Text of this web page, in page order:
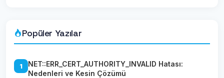
Popüler Yazılar
1
NET::ERR_CERT_AUTHORITY_INVALID Hatası:
Nedenleri ve Kesin Çözümü